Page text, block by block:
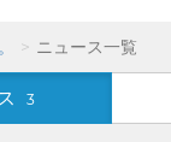
ニュース一覧
3